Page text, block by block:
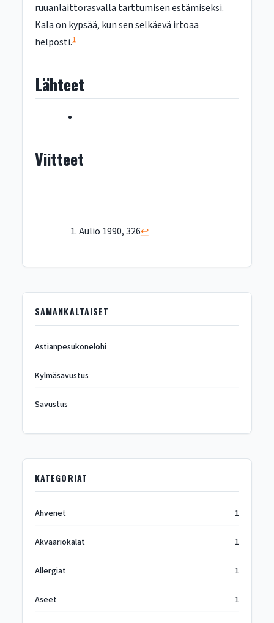
ruuanlaittorasvalla tarttumisen estämiseksi.
Kala on kypsää, kun sen selkäevä irtoaa
helposti.1
Lähteet
Viitteet
Aulio 1990, 326↩︎
SAMANKALTAISET
Astianpesukonelohi
Kylmäsavustus
Savustus
KATEGORIAT
Ahvenet 1
Akvaariokalat 1
Allergiat 1
Aseet 1